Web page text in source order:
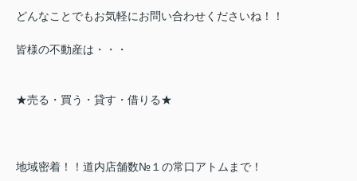
どんなことでもお気軽にお問い合わせくださいね！！
皆様の不動産は・・・
★売る・買う・貸す・借りる★
地域密着！！道内店舗数№１の常口アトムまで！